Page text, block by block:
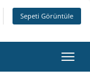
Sepeti Görüntüle